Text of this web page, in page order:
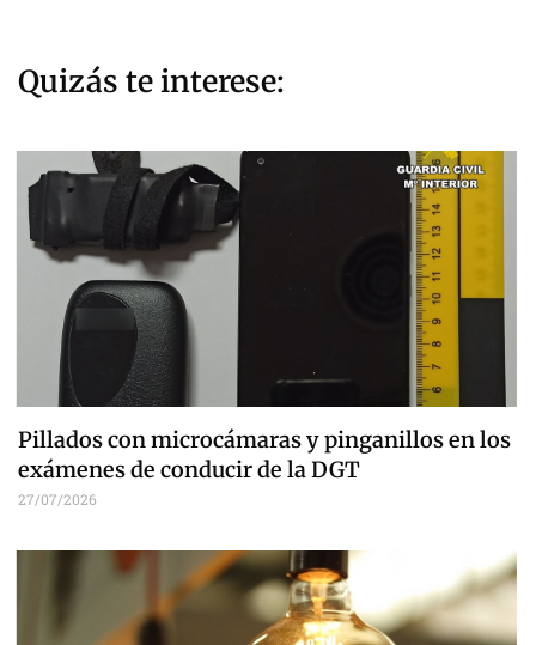
Quizás te interese:
Pillados con microcámaras y pinganillos en los
exámenes de conducir de la DGT
27/07/2026